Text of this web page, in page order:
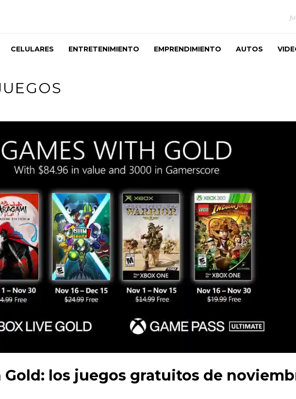
CELULARES ENTRETENIMIENTO EMPRENDIMIENTO AUTOS
Gold: los juegos gratuitos de